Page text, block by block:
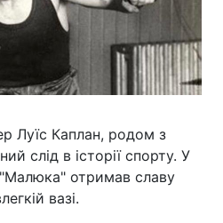
Луїс Каплан, родом з
слід в історії спорту. У
отримав славу
вазі.